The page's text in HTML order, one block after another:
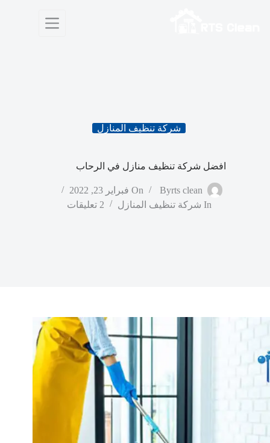
شركة تنظيف المنازل
افضل شركة تنظيف منازل في الرحاب
Byrts clean
On فبراير 23, 2022
In شركة تنظيف المنازل 2 تعليقات